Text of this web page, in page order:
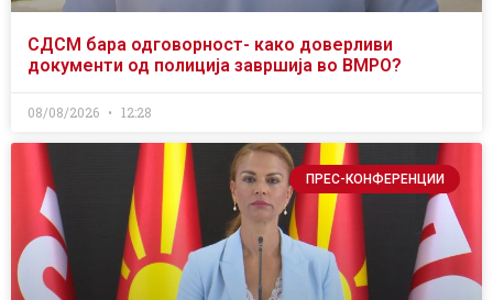
СДСМ бара одговорност- како доверливи
документи од полиција завршија во ВМРО?
08/08/2026 12:28
ПРЕС-КОНФЕРЕНЦИИ